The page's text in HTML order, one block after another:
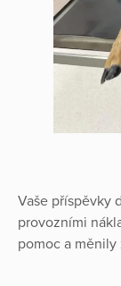
Vaše příspěvky
provozními
pomoc a